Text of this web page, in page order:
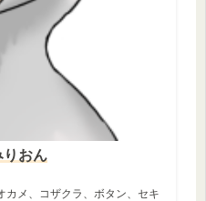
りおん
カメ、コザクラ、ボタン、セキ